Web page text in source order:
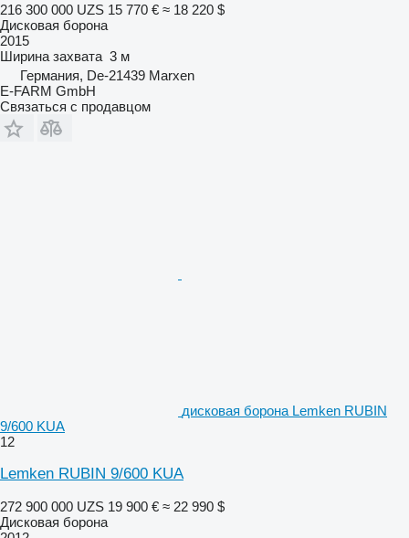
216 300 000 UZS 15 770 € ≈ 18 220 $
Дисковая борона
2015
Ширина захвата 3 м
Германия, De-21439 Marxen
E-FARM GmbH
Связаться с продавцом
дисковая борона Lemken RUBIN
9/600 KUA
12
Lemken RUBIN 9/600 KUA
272 900 000 UZS 19 900 € ≈ 22 990 $
Дисковая борона